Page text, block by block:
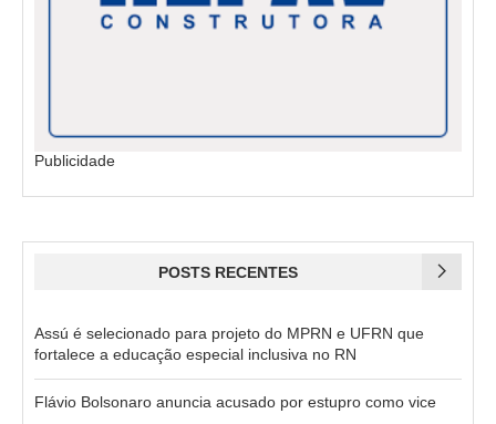
Publicidade
POSTS RECENTES
Assú é selecionado para projeto do MPRN e UFRN que
fortalece a educação especial inclusiva no RN
Flávio Bolsonaro anuncia acusado por estupro como vice